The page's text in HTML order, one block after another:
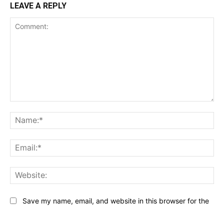
LEAVE A REPLY
Save my name, email, and website in this browser for the